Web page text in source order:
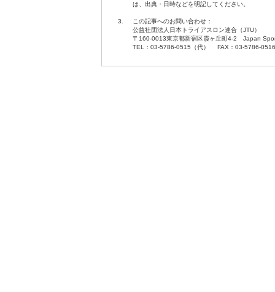
は、出典・日時などを明記してください。
3.
この記事へのお問い合わせ：
公益社団法人日本トライアスロン連合（JTU）
〒160-0013東京都新宿区霞ヶ丘町4-2 Japan
TEL：03-5786-0515（代） FAX：03-5786-